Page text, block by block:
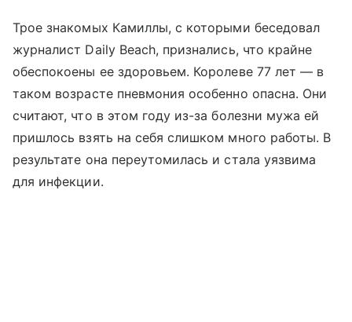
Трое знакомых Камиллы, с которыми беседовал
журналист Daily Beach, признались, что крайне
обеспокоены ее здоровьем. Королеве 77 лет — в
таком возрасте пневмония особенно опасна. Они
считают, что в этом году из-за болезни мужа ей
пришлось взять на себя слишком много работы. В
результате она переутомилась и стала уязвима
для инфекции.